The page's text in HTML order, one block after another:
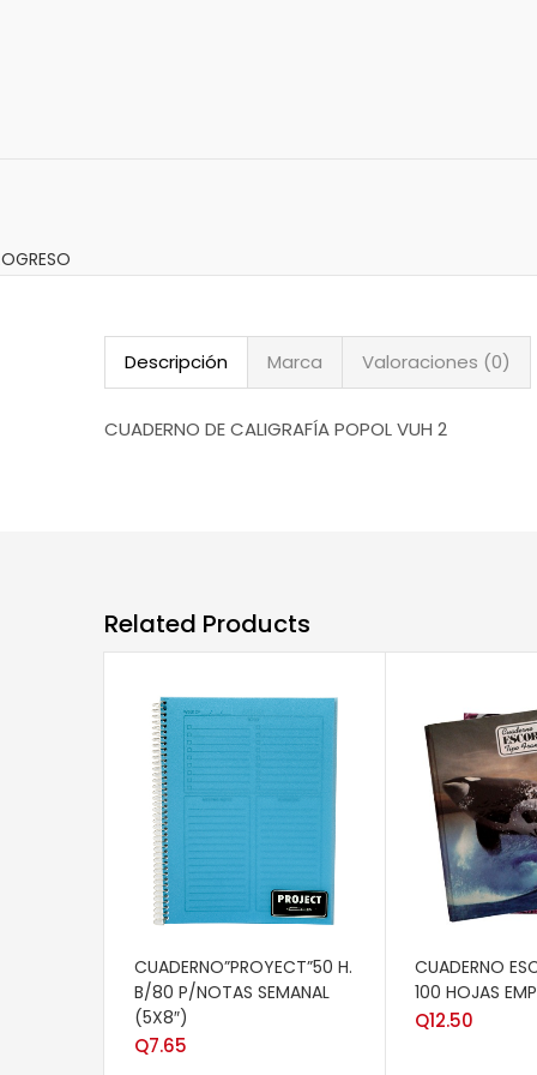
Descripción Marca Valoraciones (0)
CUADERNO DE CALIGRAFÍA POPOL VUH 2
Related Products
CUADERNO”PROYECT”50 H.
B/80 P/NOTAS SEMANAL
(5X8″)
Q7.65
CUADERNO
100 HOJAS
Q12.50